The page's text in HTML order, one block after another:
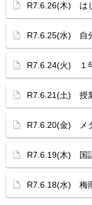
R7.6.26(木) は
R7.6.25(水) 自
R7.6.24(火) １
R7.6.21(土) 授
R7.6.20(金) メ
R7.6.19(木) 国
R7.6.18(水) 梅